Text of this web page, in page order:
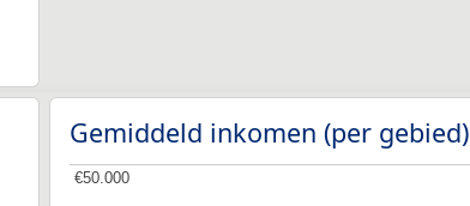
Gemiddeld inkomen (per gebied)
€50.000
€50.000